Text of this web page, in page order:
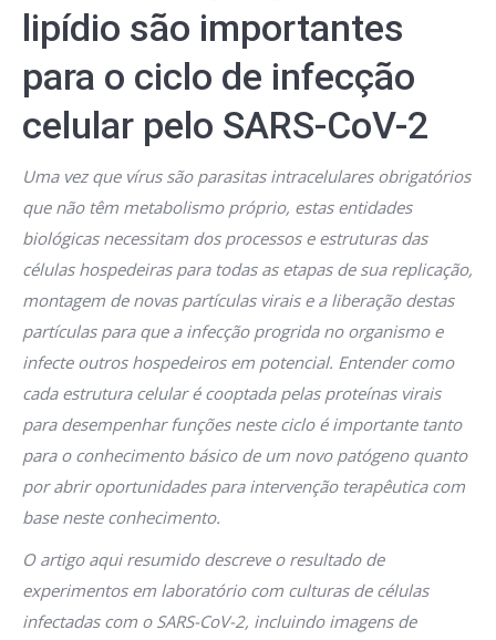
lipídio são importantes
para o ciclo de infecção
celular pelo SARS-CoV-2
Uma vez que vírus são parasitas intracelulares obrigatórios
que não têm metabolismo próprio, estas entidades
biológicas necessitam dos processos e estruturas das
células hospedeiras para todas as etapas de sua replicação,
montagem de novas partículas virais e a liberação destas
partículas para que a infecção progrida no organismo e
infecte outros hospedeiros em potencial. Entender como
cada estrutura celular é cooptada pelas proteínas virais
para desempenhar funções neste ciclo é importante tanto
para o conhecimento básico de um novo patógeno quanto
por abrir oportunidades para intervenção terapêutica com
base neste conhecimento.
O artigo aqui resumido descreve o resultado de
experimentos em laboratório com culturas de células
infectadas com o SARS-CoV-2, incluindo imagens de